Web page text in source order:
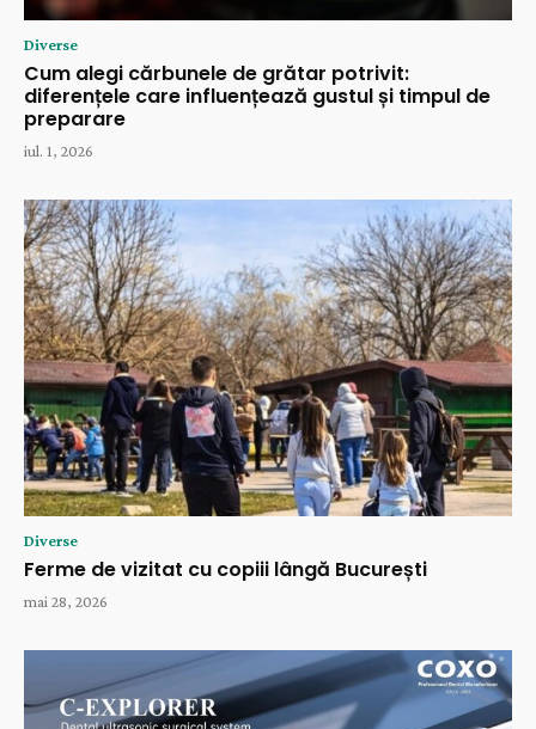
Diverse
Cum alegi cărbunele de grătar potrivit:
diferențele care influențează gustul și timpul de
preparare
iul. 1, 2026
Diverse
Ferme de vizitat cu copiii lângă București
mai 28, 2026